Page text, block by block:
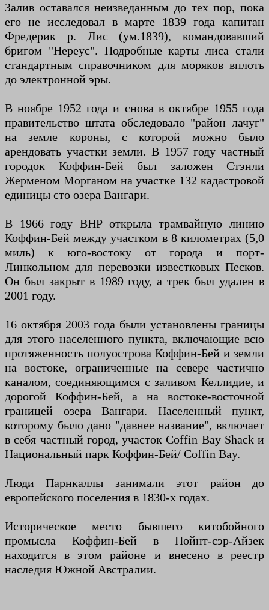
Залив оставался неизведанным до тех пор, пока
его не исследовал в марте 1839 года капитан
Фредерик р. Лис (ум.1839), командовавший
бригом "Нереус". Подробные карты лиса стали
стандартным справочником для моряков вплоть
до электронной эры.
В ноябре 1952 года и снова в октябре 1955 года
правительство штата обследовало "район лачуг"
на земле короны, с которой можно было
арендовать участки земли. В 1957 году частный
городок Коффин-Бей был заложен Стэнли
Жерменом Морганом на участке 132 кадастровой
единицы сто озера Вангари.
В 1966 году BHP открыла трамвайную линию
Коффин-Бей между участком в 8 километрах (5,0
миль) к юго-востоку от города и порт-
Линкольном для перевозки известковых Песков.
Он был закрыт в 1989 году, а трек был удален в
2001 году.
16 октября 2003 года были установлены границы
для этого населенного пункта, включающие всю
протяженность полуострова Коффин-Бей и земли
на востоке, ограниченные на севере частично
каналом, соединяющимся с заливом Келлидие, и
дорогой Коффин-Бей, а на востоке-восточной
границей озера Вангари. Населенный пункт,
которому было дано "давнее название", включает
в себя частный город, участок Coffin Bay Shack и
Национальный парк Коффин-Бей/ Coffin Bay.
Люди Парнкаллы занимали этот район до
европейского поселения в 1830-х годах.
Историческое место бывшего китобойного
промысла Коффин-Бей в Пойнт-сэр-Айзек
находится в этом районе и внесено в реестр
наследия Южной Австралии.